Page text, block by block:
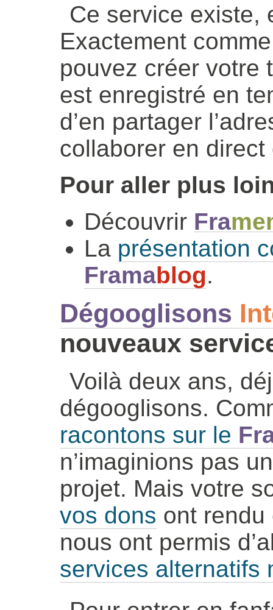
Ce service existe,
Exactement
pouvez créer votre
est enregistré en
d’en partager
collaborer en direct
Pour aller plus
Découvrir Fra
La présentation
Framablog.
Dégooglisons
nouveaux
Voilà deux ans,
dégooglisons.
racontons sur le
n’imaginions pas
projet. Mais votre
vos dons ont rendu
nous ont permis
services alternatifs